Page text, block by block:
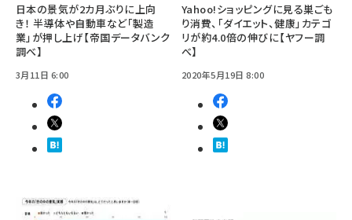
日本の景気が2カ月ぶりに上向
き！ 半導体や自動車など「製造
業」が押し上げ【帝国データバンク
調べ】
3月11日 6:00
Yahoo!ショッピングに見る巣ごも
り消費、「ダイエット、健康」カテゴ
リが約4.0倍の伸びに【ヤフー調
べ】
2020年5月19日 8:00